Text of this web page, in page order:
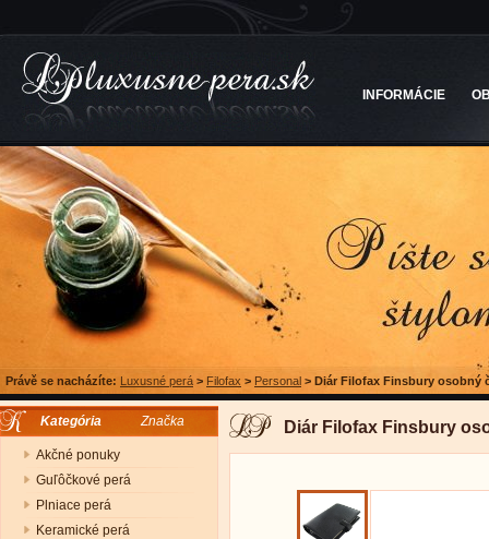
INFORMÁCIE
Právě se nacházíte: Luxusné perá > Filofax > Personal > Diár Filofax Finsbury osobný
Kategória Značka
Akčné ponuky
Guľôčkové perá
Plniace perá
Keramické perá
Diár Filofax Finsbury